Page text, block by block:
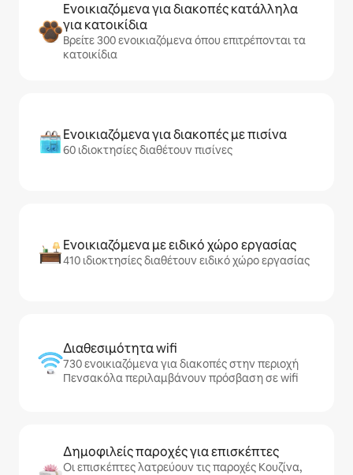
Ενοικιαζόμενα για διακοπές κατάλληλα
για κατοικίδια
Βρείτε 300 ενοικιαζόμενα όπου επιτρέπονται τα
κατοικίδια
Ενοικιαζόμενα για διακοπές με πισίνα
60 ιδιοκτησίες διαθέτουν πισίνες
Ενοικιαζόμενα με ειδικό χώρο εργασίας
410 ιδιοκτησίες διαθέτουν ειδικό χώρο εργασίας
Διαθεσιμότητα wifi
730 ενοικιαζόμενα για διακοπές στην περιοχή
Πενσακόλα περιλαμβάνουν πρόσβαση σε wifi
Δημοφιλείς παροχές για επισκέπτες
Οι επισκέπτες λατρεύουν τις παροχές Κουζίνα,